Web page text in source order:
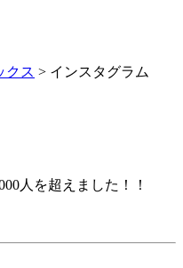
クス > インスタグラム
人を超えました！！